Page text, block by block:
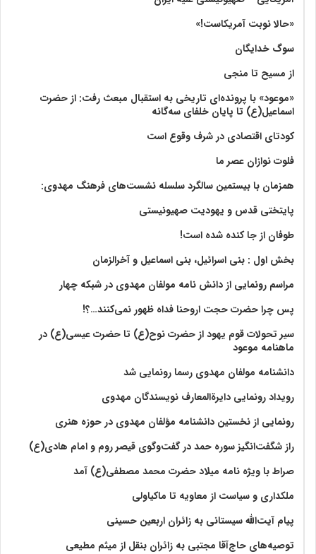
«حالا نوبت آمریکاست!»
سوگ خدایگان
از مسیح تا منجی
«موعود» با پرونده‌ای تاریخی به استقبال مبعث رفت: از حضرت
اسماعیل(ع) تا پایان خلفای سه‌گانه
کودتای اقتصادی در شرف وقوع است
فلوت نوازان عصر ما
همزمان با بیستمین سالگرد سلسله نشست‌های فرهنگ مهدوی:‌
پایتختی قدس و یهودیت صهیونیستی
طوفان از جا کنده شده است!
بخش اول : بنی اسرائیل، بنی اسماعیل و آخرالزمان
مراسم رونمایی از دانش نامه مولفان مهدوی در شبکه چهار
پس چرا حضرت حجت اروحنا فداه ظهور نمی‌کنند…؟!
سیر تحولات قوم یهود از حضرت نوح(ع) تا حضرت عیسی(ع) در
ماهنامه موعود
دانشنامه مولفان مهدوی رسما رونمایی شد
رویداد رونمایی دایرةالمعارف نویسندگان مهدوی
رونمایی از نخستین دانشنامه مؤلفان مهدوی در حوزه هنری
راز شگفت‌انگیز سوره حمد در گفت‌وگوی قیصر روم و امام هادی(ع)
صراط با ویژه نامه میلاد حضرت محمد مصطفی(ع) آمد
ملکداری و سیاست از معاویه تا ماکیاولی
پیام آیت‌الله سیستانی به زائران اربعین حسینی
توصیه‌های حاج‌آقا مجتبی به زائران بنقل از میثم مطیعی